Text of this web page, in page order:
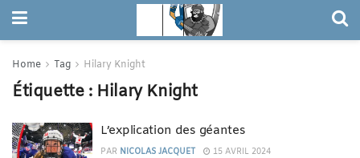
Home Tag Hilary Knight
Étiquette : Hilary Knight
L’explication des géantes
PAR NICOLAS JACQUET 15 AVRIL 2024